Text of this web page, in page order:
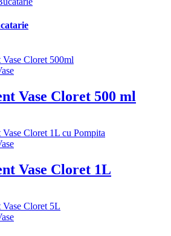
Vase Cloret 500 ml
Vase Cloret 1L